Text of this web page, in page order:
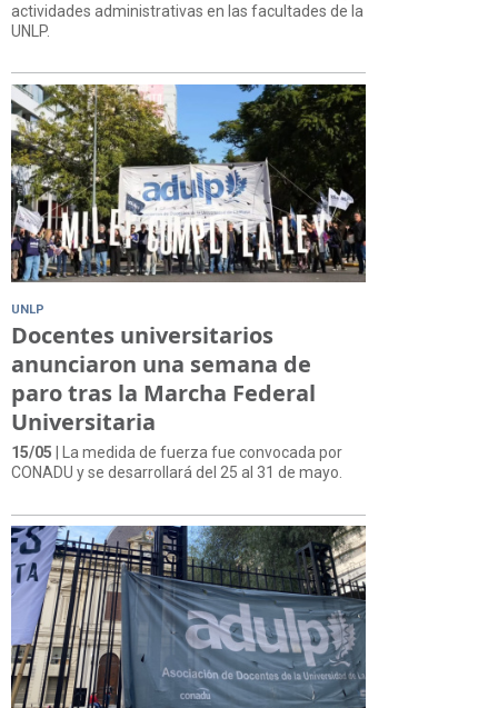
actividades administrativas en las facultades de la
UNLP.
UNLP
Docentes universitarios
anunciaron una semana de
paro tras la Marcha Federal
Universitaria
15/05 | La medida de fuerza fue convocada por
CONADU y se desarrollará del 25 al 31 de mayo.